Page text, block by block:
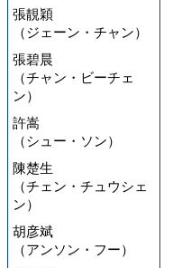
張靚穎
（ジェーン・チャン）
張碧晨
（チャン・ビーチェ
ン）
許嵩
（シュー・ソン）
陳楚生
（チェン・チュウシェ
ン）
胡彦斌
（アンソン・フー）